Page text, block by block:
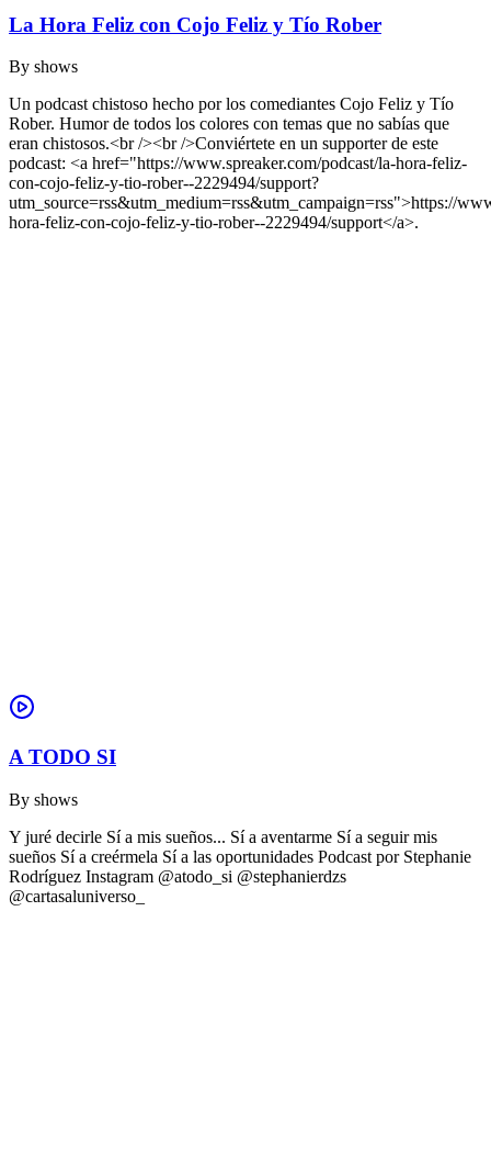
La Hora Feliz con Cojo Feliz y Tío Rober
By shows
Un podcast chistoso hecho por los comediantes Cojo Feliz y Tío
Rober. Humor de todos los colores con temas que no sabías que
eran chistosos.<br /><br />Conviértete en un supporter de este
podcast: <a href="https://www.spreaker.com/podcast/la-hora-feliz-
con-cojo-feliz-y-tio-rober--2229494/support?
utm_source=rss&utm_medium=rss&utm_campaign=rss">https://
hora-feliz-con-cojo-feliz-y-tio-rober--2229494/support</a>.
A TODO SI
By shows
Y juré decirle Sí a mis sueños... Sí a aventarme Sí a seguir mis
sueños Sí a creérmela Sí a las oportunidades Podcast por Stephanie
Rodríguez Instagram @atodo_si @stephanierdzs
@cartasaluniverso_